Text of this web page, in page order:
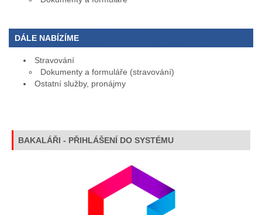
DÁLE NABÍZÍME
Stravování
Dokumenty a formuláře (stravování)
Ostatní služby, pronájmy
BAKALÁŘI - PŘIHLÁŠENÍ DO SYSTÉMU